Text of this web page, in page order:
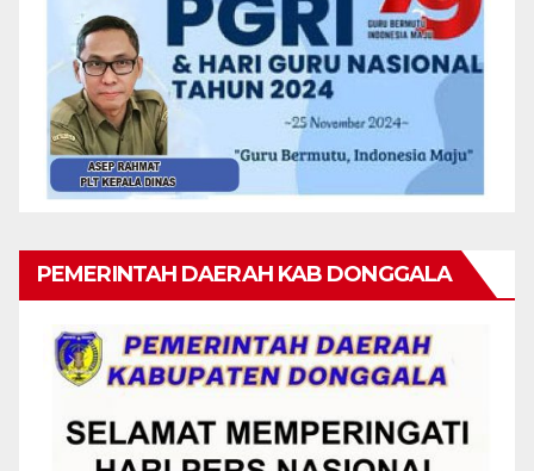
PEMERINTAH DAERAH KAB DONGGALA